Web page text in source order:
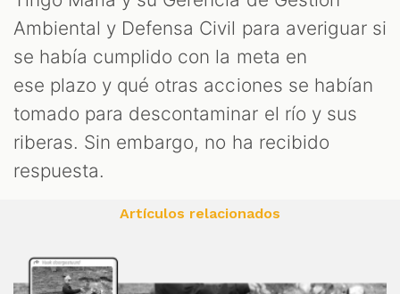
Ambiental y Defensa Civil para averiguar si
se había cumplido con la meta en
ese plazo y qué otras acciones se habían
tomado para descontaminar el río y sus
riberas. Sin embargo, no ha recibido
respuesta.
Artículos relacionados